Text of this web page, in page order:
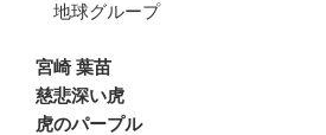
地球グループ
宮崎 葉苗
慈悲深い虎
虎のパープル